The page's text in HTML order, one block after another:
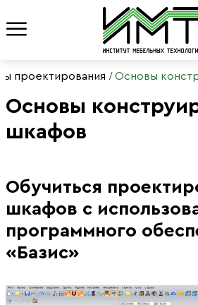
проектирования Основы
Основы
шкафов
Обучиться
шкафов с
программного
«Базис»